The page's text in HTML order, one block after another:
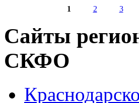
1 2 3
Сайты
СКФО